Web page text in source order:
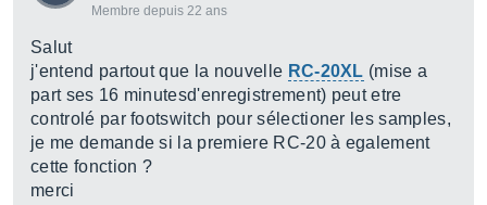
Membre depuis 22 ans
Salut
j'entend partout que la nouvelle RC-20XL (mise a
part ses 16 minutesd'enregistrement) peut etre
controlé par footswitch pour sélectioner les samples,
je me demande si la premiere RC-20 à egalement
cette fonction ?
merci